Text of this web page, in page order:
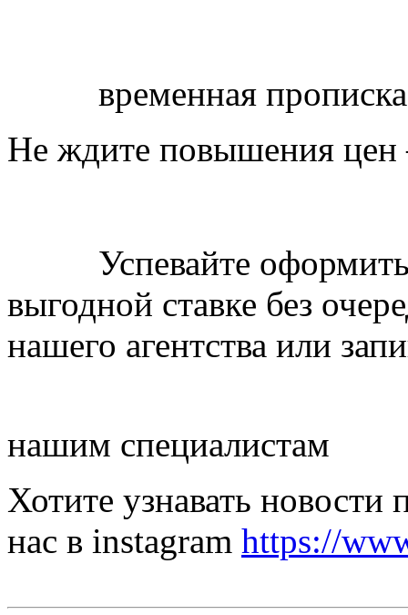
временная
Не ждите повышения цен
Успевайте
выгодной ставке без
нашего агентства или
нашим специалистам
Хотите узнавать
нас в instagram https://